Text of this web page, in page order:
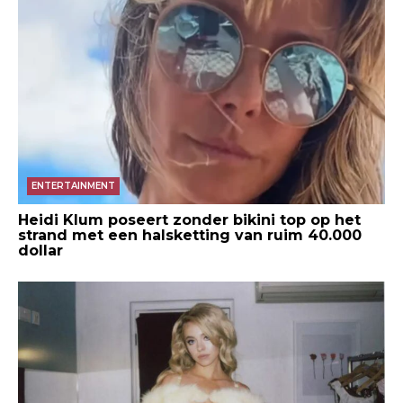
ENTERTAINMENT
Heidi Klum poseert zonder bikini top op het
strand met een halsketting van ruim 40.000
dollar